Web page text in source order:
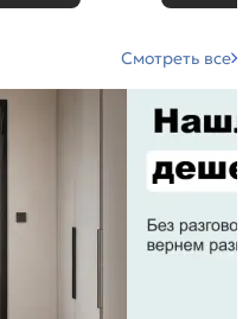
Смотреть все